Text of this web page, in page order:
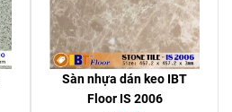
Sàn nhựa dán keo IBT
Floor IS 2006